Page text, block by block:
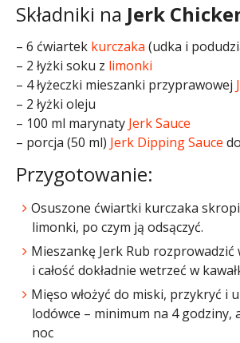
Składniki na Jerk
– 6 ćwiartek kurczaka (udka i
– 2 łyżki soku z limonki
– 4 łyżeczki mieszanki przyprawowej
– 2 łyżki oleju
– 100 ml marynaty Jerk Sauce
– porcja (50 ml) Jerk Dipping Sauce
Przygotowanie:
Osuszone ćwiartki kurczaka
limonki, po czym ją odsączyć.
Mieszankę Jerk Rub rozprowadzić
i całość dokładnie wetrzeć w
Mięso włożyć do miski, przykryć i
lodówce – minimum na 4 godziny,
noc